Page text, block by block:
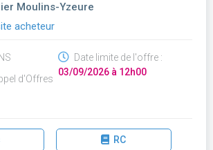
Moulins-Yzeure
acheteur
d'Offres
Date limite de l'offre :
03/09/2026 à 12h00
RC